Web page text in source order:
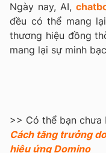
Ngày nay, AI,
đều có thể mang
thương hiệu đồng
mang lại sự minh
>> Có thể bạn chưa
Cách tăng trưởng
hiệu ứng Domino